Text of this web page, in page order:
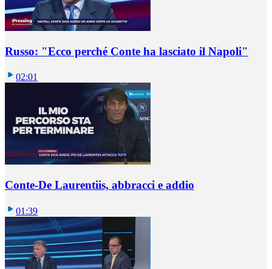
Russo: "Ecco perché Conte ha lasciato il Napoli"
02:01
Conte-De Laurentiis, abbracci e addio
01:39